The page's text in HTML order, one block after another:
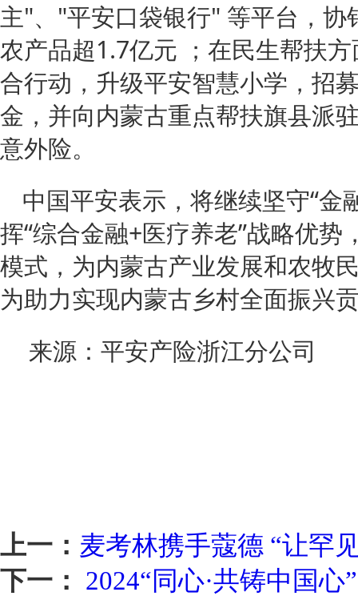
主"、"平安口袋银行" 等平台，
农产品超1.7亿元 ；在民生帮扶
合行动，升级平安智慧小学，招
金，并向内蒙古重点帮扶旗县派
意外险。
中国平安表示，将继续坚守“金
挥“综合金融+医疗养老”战略优
模式，为内蒙古产业发展和农牧
为助力实现内蒙古乡村全面振兴
来源：平安产险浙江分公司
上一： 麦考林携手蔻德 “让罕
下一：
2024“同心·共铸中国